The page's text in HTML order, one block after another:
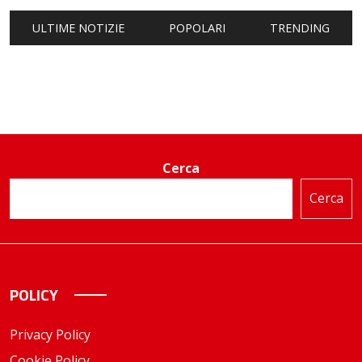
ULTIME NOTIZIE POPOLARI TRENDING
Cerca
Cerca
POLICY
Privacy Policy